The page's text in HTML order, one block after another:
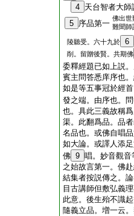
4 天台智者大
5 序品第一
佛出世
難聞師
陵聽受。六十九於 6
削。留贈後賢。共期佛
委釋經題已如上説
賓主問答悉庠序也
如是等五事冠於經
發之端。由序也。
也。具此三義故稱
渠。此翻爲品。品
名品也。或佛自唱
如大論。或譯人添
佛 9 唱。妙音觀音
之始故言第一。佛
結集者按説傳之。
目古講師但敷弘義
此意。後生殆不識
隨義立品。増一云